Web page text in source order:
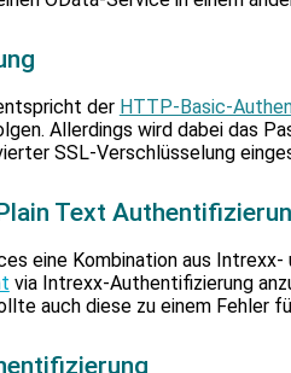
der HTTP-Basic-
Allerdings wird dabei das
SSL-Verschlüsselung
Text
eine Kombination aus
via Intrexx-Authentifizierung
auch diese zu einem Fehler